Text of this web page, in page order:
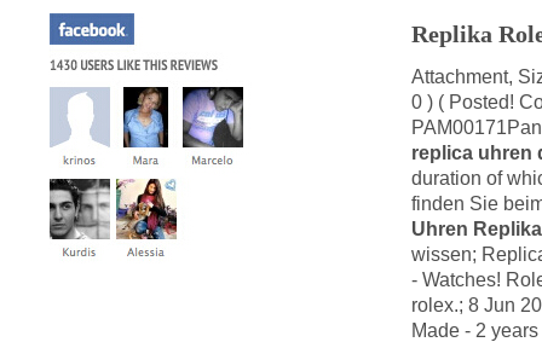
Replika
Attachment,
0 ) ( Posted!
replica uhren
duration of
finden Sie
Uhren Replika
wissen;
- Watches!
rolex.; 8 Jun
Made - 2